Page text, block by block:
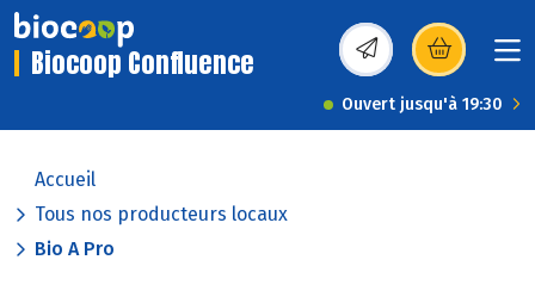
Biocoop Confluence (s’ouvre dans une
Ouvert jusqu'à 19:30
Accueil
Tous nos producteurs locaux
Bio A Pro